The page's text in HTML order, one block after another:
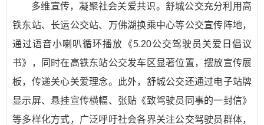
多维宣传，凝聚社会关爱共识。舒城公交充分利用高
铁东站、长运公交站、万佛湖换乘中心等公交宣传阵地，
通过语音小喇叭循环播放《5.20公交驾驶员关爱日倡议
书》，同时在高铁东站公交发车区显著位置，摆放宣传展
板，传递关心关爱理念。此外，舒城公交还通过电子站牌
显示屏、悬挂宣传横幅、张贴《致驾驶员同事的一封信》
等多样化方式，广泛呼吁社会各界关注公交驾驶员群体，